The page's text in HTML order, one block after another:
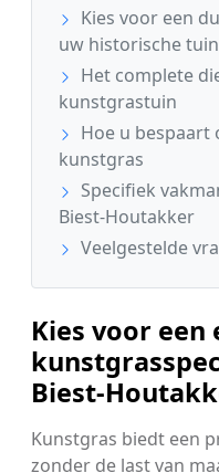
Kies voor een
uw historische tuin
Het complete
kunstgrastuin
Hoe u bespaart
kunstgras
Specifiek
Biest-Houtakker
Veelgestelde
Kies voor een
Biest-
Kunstgras biedt een
zonder de last van